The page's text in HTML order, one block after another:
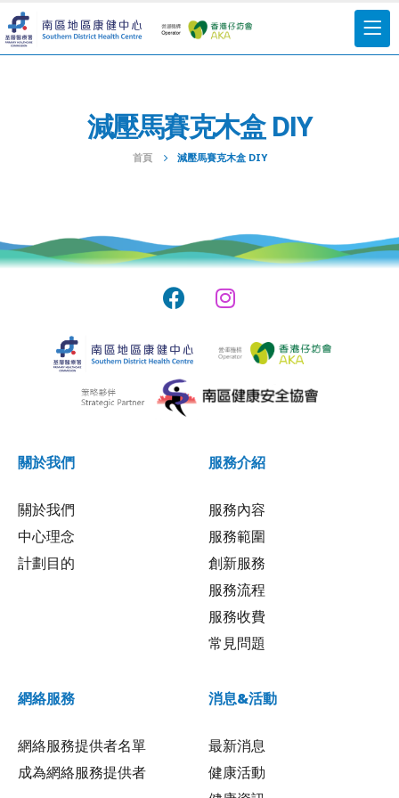
減壓馬賽克木盒 DIY
首頁 減壓馬賽克木盒 DIY
關於我們
關於我們
中心理念
計劃目的
服務介紹
服務內容
服務範圍
創新服務
服務流程
服務收費
常見問題
網絡服務
網絡服務提供者名單
成為網絡服務提供者
消息&活動
最新消息
健康活動